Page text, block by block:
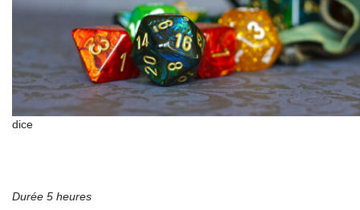
dice
Durée 5 heures